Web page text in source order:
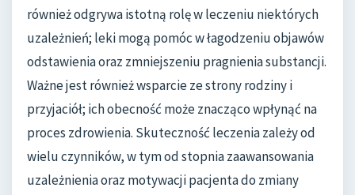
również odgrywa istotną rolę w leczeniu niektórych
uzależnień; leki mogą pomóc w łagodzeniu objawów
odstawienia oraz zmniejszeniu pragnienia substancji.
Ważne jest również wsparcie ze strony rodziny i
przyjaciół; ich obecność może znacząco wpłynąć na
proces zdrowienia. Skuteczność leczenia zależy od
wielu czynników, w tym od stopnia zaawansowania
uzależnienia oraz motywacji pacjenta do zmiany